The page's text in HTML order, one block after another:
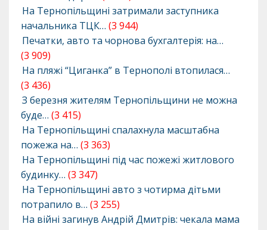
На Тернопільщині затримали заступника
начальника ТЦК… (3 944)
Печатки, авто та чорнова бухгалтерія: на…
(3 909)
На пляжі “Циганка” в Тернополі втопилася…
(3 436)
З березня жителям Тернопільщини не можна
буде… (3 415)
На Тернопільщині спалахнула масштабна
пожежа на… (3 363)
На Тернопільщині під час пожежі житлового
будинку… (3 347)
На Тернопільщині авто з чотирма дітьми
потрапило в… (3 255)
На війні загинув Андрій Дмитрів: чекала мама